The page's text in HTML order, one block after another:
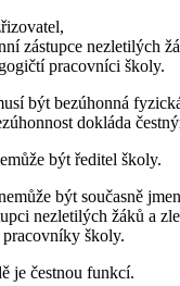
zástupce nezletilých
pracovníci školy.
být bezúhonná
dokláda
být ředitel školy.
být současně
nezletilých žáků a
školy.
je čestnou funkcí.